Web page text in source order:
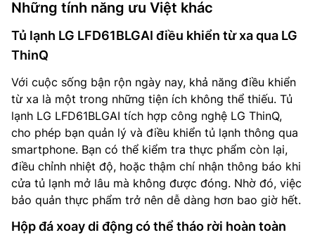
Những tính năng ưu Việt khác
Tủ lạnh LG LFD61BLGAI điều khiển từ xa qua LG
ThinQ
Với cuộc sống bận rộn ngày nay, khả năng điều khiển
từ xa là một trong những tiện ích không thể thiếu. Tủ
lạnh LG LFD61BLGAI tích hợp công nghệ LG ThinQ,
cho phép bạn quản lý và điều khiển tủ lạnh thông qua
smartphone. Bạn có thể kiểm tra thực phẩm còn lại,
điều chỉnh nhiệt độ, hoặc thậm chí nhận thông báo khi
cửa tủ lạnh mở lâu mà không được đóng. Nhờ đó, việc
bảo quản thực phẩm trở nên dễ dàng hơn bao giờ hết.
Hộp đá xoay di động có thể tháo rời hoàn toàn